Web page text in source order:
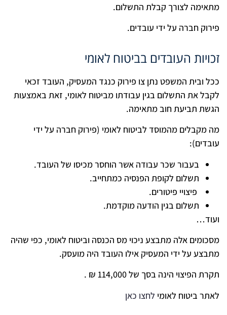
מתאימה לצורך קבלת התשלום.
פירוק חברה על ידי עובדים.
זכויות העובדים בביטוח לאומי
ככל ובית המשפט נתן צו פירוק כנגד המעסיק, העובד זכאי
לקבל את התשלום בגין עבודתו מביטוח לאומי, זאת באמצעות
הגשת תביעת חוב מתאימה.
מה מקבלים מהמוסד לביטוח לאומי (פירוק חברה על ידי
עובדים):
בעבור שכר עבודה אשר הוחסר מכיסו של העובד.
תשלום לקופת הפנסיה כמתחייב.
פיצויי פיטורים.
תשלום בגין הודעה מוקדמת.
ועוד…
מסכומים אלה מתבצע ניכוי מס הכנסה וביטוח לאומי, כפי שהיה
מתבצע על ידי המעסיק אילו העובד היה מועסק.
תקרת הפיצוי הינה בסך של 114,000 ₪ .
לאתר ביטוח לאומי לחצו כאן